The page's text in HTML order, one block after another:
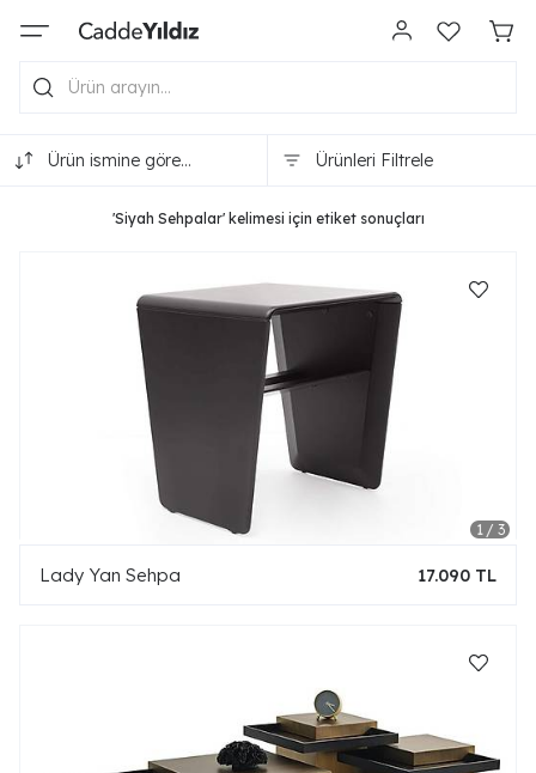
Ürün ismine göre
Ürünleri Filtrele
'Siyah Sehpalar' kelimesi için etiket sonuçları
Lady Yan Sehpa 17.090 TL